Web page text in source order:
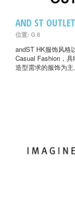
AND ST OUTLET
位置: G 8
andST HK服饰风格
Casual Fashion，
造型需求的服饰为主。